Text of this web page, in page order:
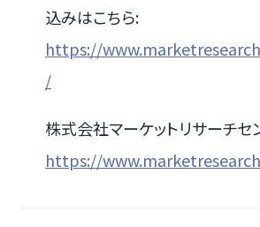
込みはこちら:
https://
/
株式会社マーケットリサーチセ
https://